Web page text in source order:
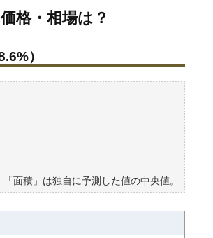
）
例
格・相場は？
）
面積」は独自に予測した値の中央値。